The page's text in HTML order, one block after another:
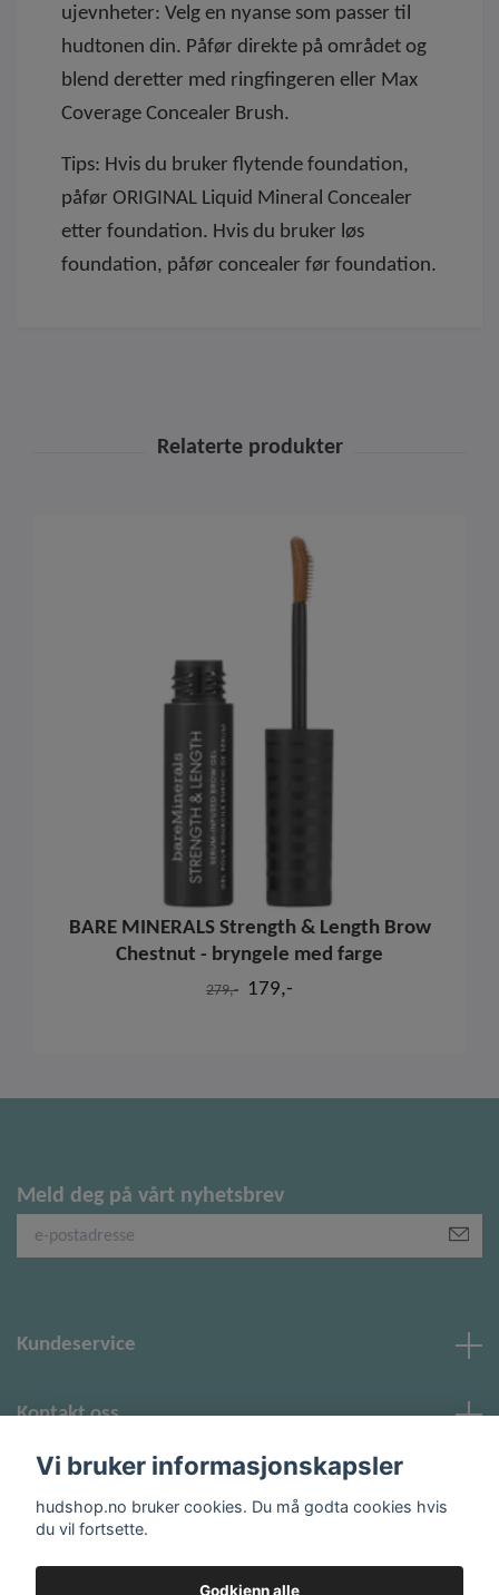
ujevnheter: Velg en nyanse som passer til
hudtonen din. Påfør direkte på området og
blend deretter med ringfingeren eller Max
Coverage Concealer Brush.
Tips: Hvis du bruker flytende foundation,
påfør ORIGINAL Liquid Mineral Concealer
etter foundation. Hvis du bruker løs
foundation, påfør concealer før foundation.
BARE MINERALS Strength & Length Brow
Chestnut - bryngele med farge
279,- 179,-
Meld deg på vårt nyhetsbrev
Kundeservice
Kontakt oss
Vi bruker informasjonskapsler
hudshop.no bruker cookies. Du må godta cookies hvis
du vil fortsette.
Godkjenn alle